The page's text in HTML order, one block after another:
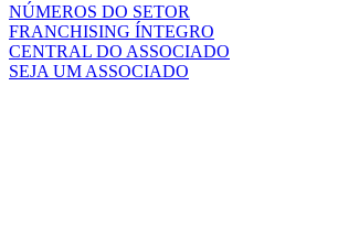
NÚMEROS DO SETOR
FRANCHISING ÍNTEGRO
CENTRAL DO ASSOCIADO
SEJA UM ASSOCIADO